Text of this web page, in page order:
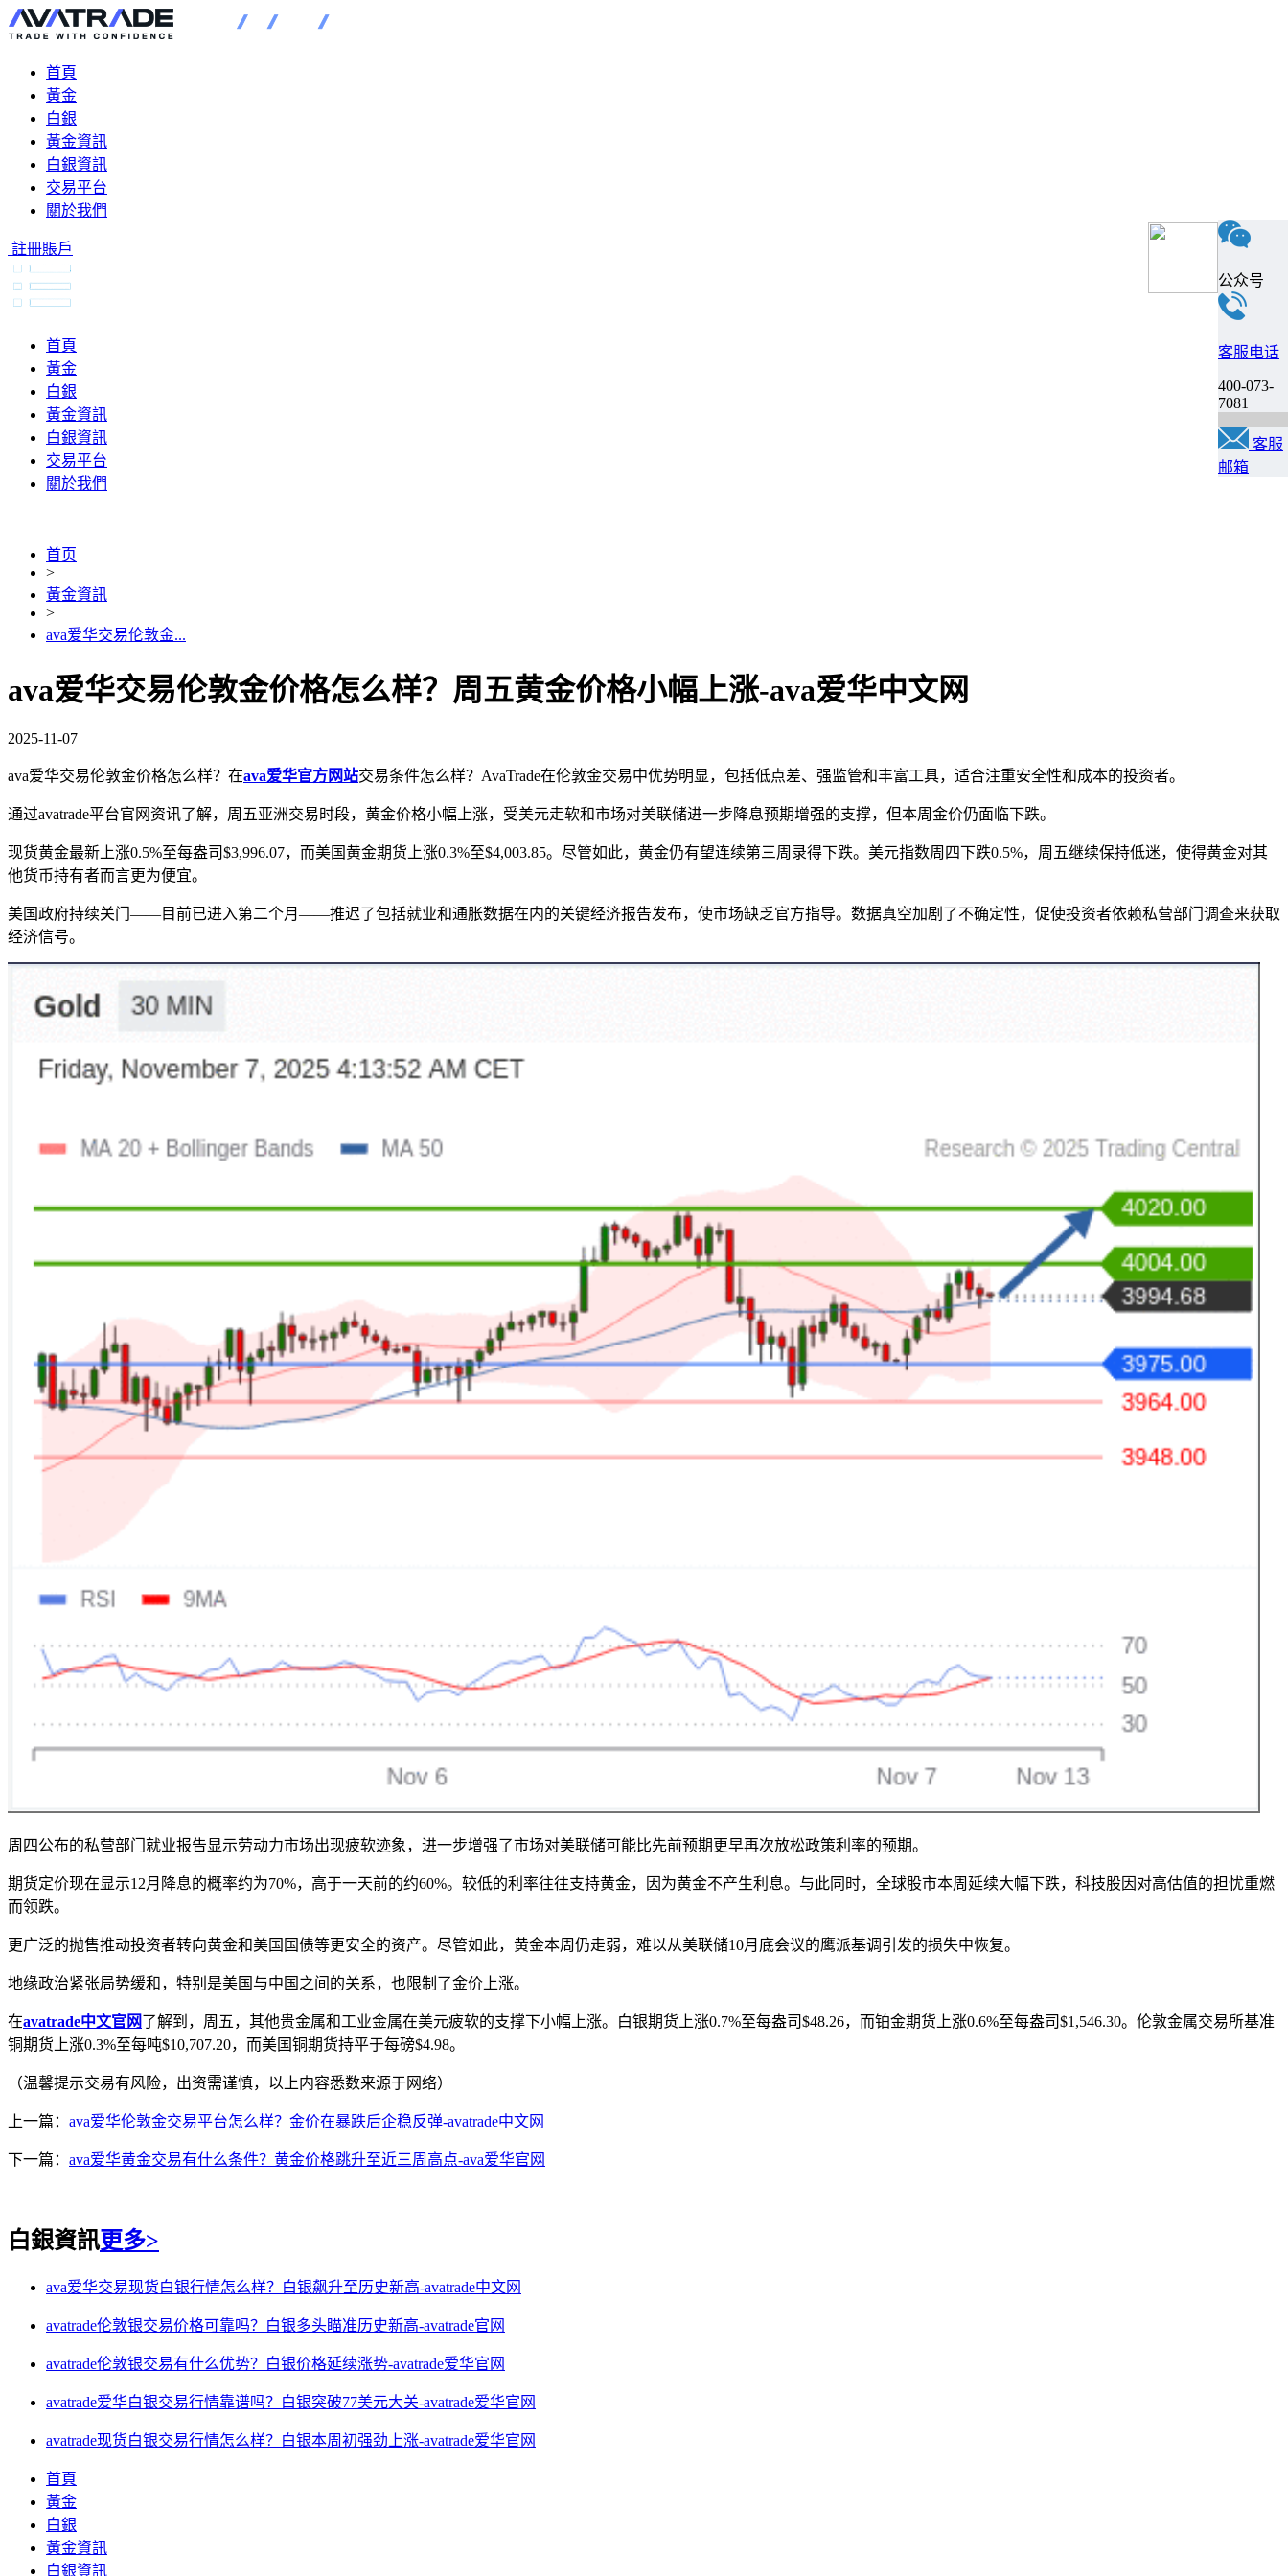
首頁
黃金
白銀
黃金資訊
白銀資訊
交易平台
關於我們
註冊賬戶
首頁
黃金
白銀
黃金資訊
白銀資訊
交易平台
關於我們
首页
>
黃金資訊
>
ava爱华交易伦敦金...
ava爱华交易伦敦金价格怎么样？周五黄金价格小幅上涨-ava爱华中文网
2025-11-07
ava爱华交易伦敦金价格怎么样？在ava爱华官方网站交易条件怎么样？‌‌AvaTrade在伦敦金交易中优势明显，包括低点差、强监管和丰富工具，适合注重安全性和成本的投资者。
通过avatrade平台官网资讯了解，周五亚洲交易时段，黄金价格小幅上涨，受美元走软和市场对美联储进一步降息预期增强的支撑，但本周金价仍面临下跌。
现货黄金最新上涨0.5%至每盎司$3,996.07，而美国黄金期货上涨0.3%至$4,003.85。尽管如此，黄金仍有望连续第三周录得下跌。美元指数周四下跌0.5%，周五继续保持低迷，使得黄金对其
他货币持有者而言更为便宜。
美国政府持续关门——目前已进入第二个月——推迟了包括就业和通胀数据在内的关键经济报告发布，使市场缺乏官方指导。数据真空加剧了不确定性，促使投资者依赖私营部门调查来获取
经济信号。
周四公布的私营部门就业报告显示劳动力市场出现疲软迹象，进一步增强了市场对美联储可能比先前预期更早再次放松政策利率的预期。
期货定价现在显示12月降息的概率约为70%，高于一天前的约60%。较低的利率往往支持黄金，因为黄金不产生利息。与此同时，全球股市本周延续大幅下跌，科技股因对高估值的担忧重燃
而领跌。
更广泛的抛售推动投资者转向黄金和美国国债等更安全的资产。尽管如此，黄金本周仍走弱，难以从美联储10月底会议的鹰派基调引发的损失中恢复。
地缘政治紧张局势缓和，特别是美国与中国之间的关系，也限制了金价上涨。
在avatrade中文官网了解到，周五，其他贵金属和工业金属在美元疲软的支撑下小幅上涨。白银期货上涨0.7%至每盎司$48.26，而铂金期货上涨0.6%至每盎司$1,546.30。伦敦金属交易所基准
铜期货上涨0.3%至每吨$10,707.20，而美国铜期货持平于每磅$4.98。
（温馨提示交易有风险，出资需谨慎，以上内容悉数来源于网络）
上一篇： ava爱华伦敦金交易平台怎么样？金价在暴跌后企稳反弹-avatrade中文网
下一篇： ava爱华黄金交易有什么条件？黄金价格跳升至近三周高点-ava爱华官网
白銀資訊更多>
ava爱华交易现货白银行情怎么样？白银飙升至历史新高-avatrade中文网
avatrade伦敦银交易价格可靠吗？白银多头瞄准历史新高-avatrade官网
avatrade伦敦银交易有什么优势？白银价格延续涨势-avatrade爱华官网
avatrade爱华白银交易行情靠谱吗？白银突破77美元大关-avatrade爱华官网
avatrade现货白银交易行情怎么样？白银本周初强劲上涨-avatrade爱华官网
首頁
黃金
白銀
黃金資訊
白銀資訊
公众号
客服电话
400-073-
7081
客服
邮箱